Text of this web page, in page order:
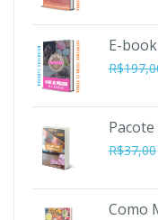
E-
R$
R$37,00
Como